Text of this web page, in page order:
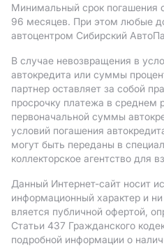
Минимальный срок погашения
96 месяцев. При этом любые
автоцентром Сибирский
В случае невозвращения в
автокредита или суммы
партнер оставляет за собой
просрочку платежа в среднем
первоначальной суммы
условий погашения
могут быть переданы в
коллекторское агентство для
Данный Интернет-сайт носит
информационный характер и
вляется публичной офертой,
Статьи 437 Гражданского
подробной информации о